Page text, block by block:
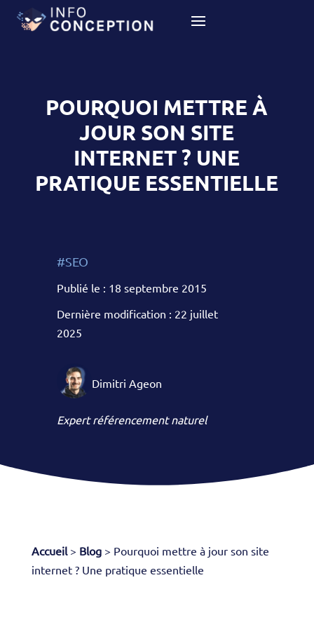
POURQUOI METTRE À
JOUR SON SITE
INTERNET ? UNE
PRATIQUE ESSENTIELLE
#SEO
Publié le : 18 septembre 2015
Dernière modification : 22 juillet
2025
Dimitri Ageon
Expert référencement naturel
Accueil> Blog> Pourquoi mettre à jour son site
internet ? Une pratique essentielle